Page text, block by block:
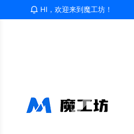
HI，欢迎来到魔工坊！